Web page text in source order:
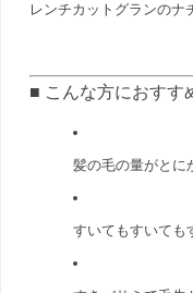
レンチカットグランのナ
■ こんな方におすす
髪の毛の量がとに
すいてもすいても